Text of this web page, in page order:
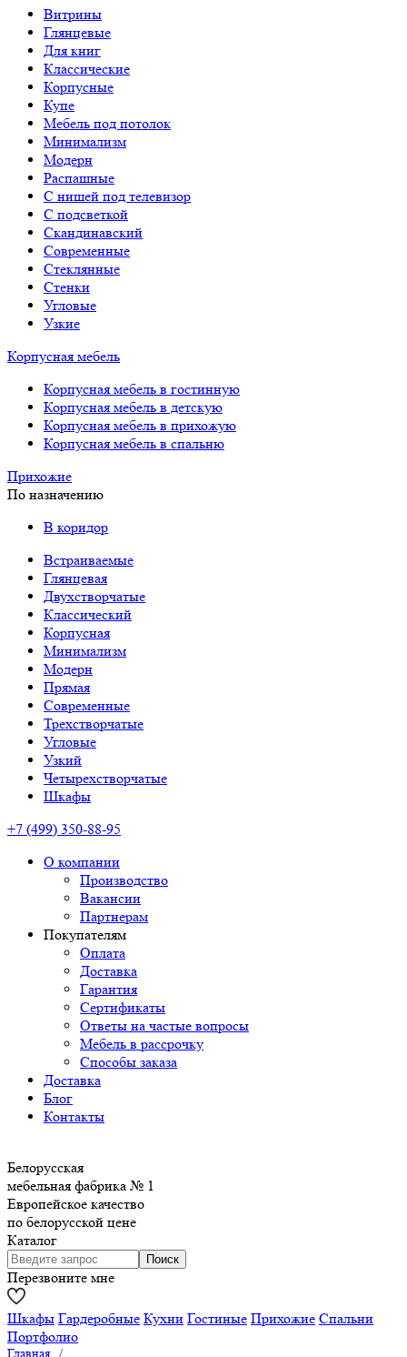
Витрины
Глянцевые
Для книг
Классические
Корпусные
Купе
Мебель под потолок
Минимализм
Модерн
Распашные
С нишей под телевизор
С подсветкой
Скандинавский
Современные
Стеклянные
Стенки
Угловые
Узкие
Корпусная мебель
Корпусная мебель в гостинную
Корпусная мебель в детскую
Корпусная мебель в прихожую
Корпусная мебель в спальню
Прихожие
По назначению
В коридор
Встраиваемые
Глянцевая
Двухстворчатые
Классический
Корпусная
Минимализм
Модерн
Прямая
Современные
Трехстворчатые
Угловые
Узкий
Четырехстворчатые
Шкафы
+7 (499) 350-88-95
О компании
Производство
Вакансии
Партнерам
Покупателям
Оплата
Доставка
Гарантия
Сертификаты
Ответы на частые вопросы
Мебель в рассрочку
Способы заказа
Доставка
Блог
Контакты
Белорусская
мебельная фабрика № 1
Европейское качество
по белорусской цене
Каталог
Перезвоните мне
Шкафы Гардеробные Кухни Гостиные Прихожие Спальни
Портфолио
Главная /